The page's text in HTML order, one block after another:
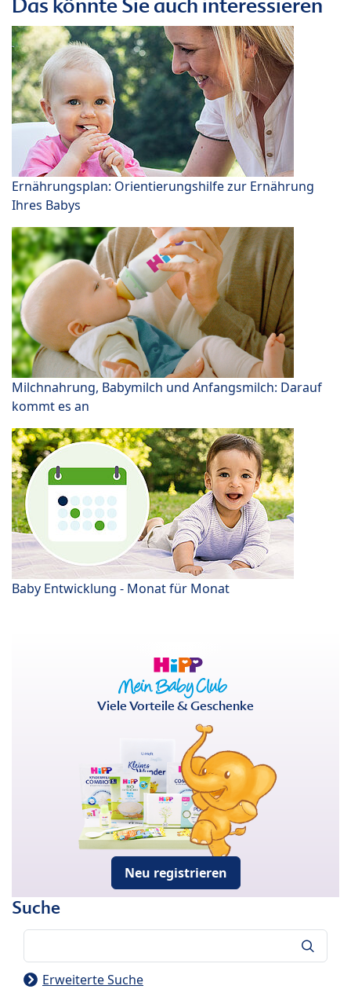
Ernährungsplan: Orientierungshilfe zur Ernährung
Ihres Babys
Milchnahrung, Babymilch und Anfangsmilch: Darauf
kommt es an
Baby Entwicklung - Monat für Monat
Viele Vorteile & Geschenke
Neu registrieren
Suche
Erweiterte Suche